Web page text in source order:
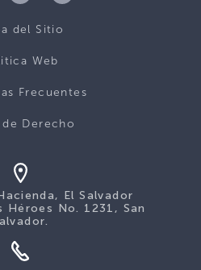
del Sitio
Web
Frecuentes
de Derecho
El Salvador
Héroes No. 1231, San